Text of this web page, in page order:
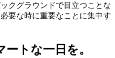
クグラウンドで目立つことな
要な時に重要なことに集中す
トな一日を。